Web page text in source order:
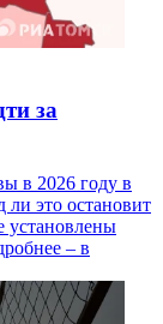
за
в 2026 году в
ли это остановит
установлены
– в